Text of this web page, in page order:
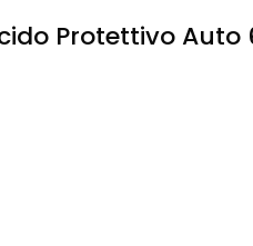
Protettivo Auto